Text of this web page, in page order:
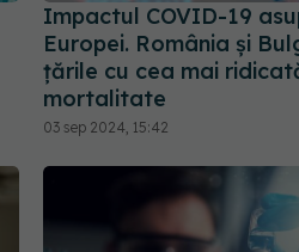
Impactul COVID-19
Europei. România și
țările cu cea mai
mortalitate
03 sep 2024, 15:42